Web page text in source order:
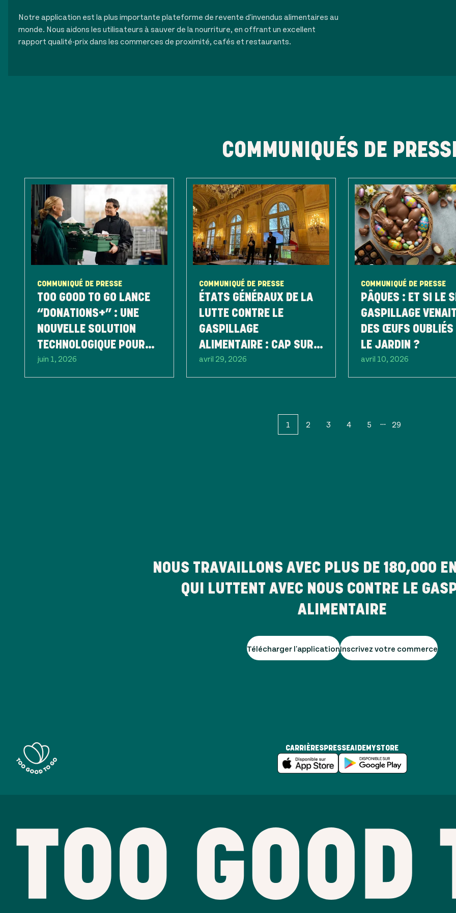
Notre application est la plus importante plateforme de revente d'invendus alimentaires au
monde. Nous aidons les utilisateurs à sauver de la nourriture, en offrant un excellent
rapport qualité-prix dans les commerces de proximité, cafés et restaurants.
COMMUNIQUÉS DE
COMMUNIQUÉ DE PRESSE
TOO GOOD TO GO LANCE
“DONATIONS+” : UNE
NOUVELLE SOLUTION
TECHNOLOGIQUE POUR
SIMPLIFIER ET OPTIMISER
LE DON ALIMENTAIRE
juin 1, 2026
COMMUNIQUÉ DE PRESSE
ÉTATS GÉNÉRAUX DE LA
LUTTE CONTRE LE
GASPILLAGE
ALIMENTAIRE : CAP SUR
L’AGENDA 2030
avril 29, 2026
COMMUNIQUÉ DE PRESSE
PÂQUES : ET SI LE
GASPILLAGE
DES ŒUFS OUBLIÉS
LE JARDIN ?
avril 10, 2026
1 2 3 4 5 29
NOUS TRAVAILLONS AVEC PLUS DE 180,000
QUI LUTTENT AVEC NOUS CONTRE LE
ALIMENTAIRE
Télécharger l'applicationInscrivez votre commerce
CARRIÈRES PRESSEAIDE MYSTORE